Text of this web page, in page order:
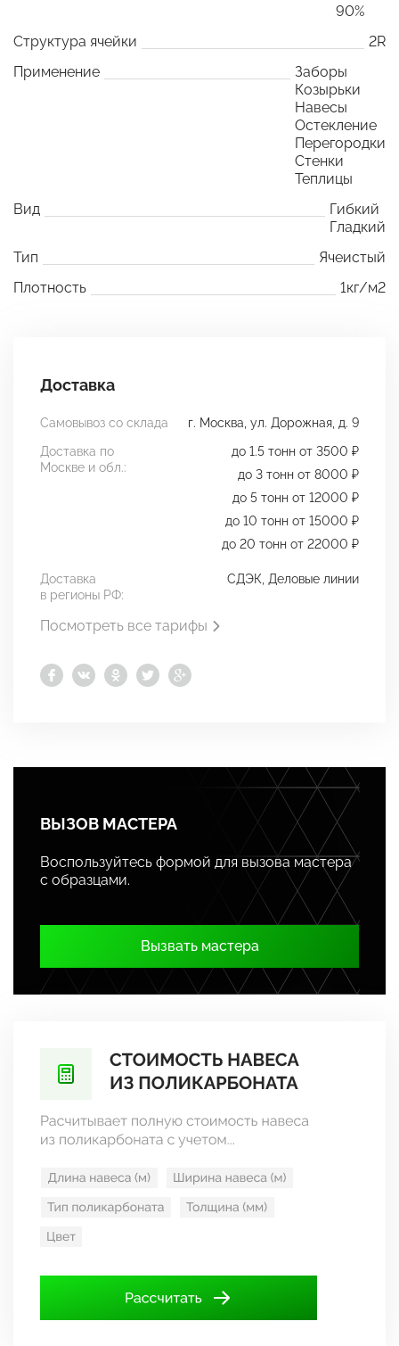
90%
Структура ячейки
2R
Применение
Заборы
Козырьки
Навесы
Остекление
Перегородки
Стенки
Теплицы
Вид
Гибкий
Гладкий
Тип
Ячеистый
Плотность
1кг/м2
Доставка
Самовывоз со склада
г. Москва, ул. Дорожная, д. 9
Доставка по
Москве и обл.:
до 1.5 тонн от 3500 ₽
до 3 тонн от 8000 ₽
до 5 тонн от 12000 ₽
до 10 тонн от 15000 ₽
до 20 тонн от 22000 ₽
Доставка
в регионы РФ:
СДЭК, Деловые линии
Посмотреть все тарифы
ВЫЗОВ МАСТЕРА
Воспользуйтесь формой для вызова мастера
с образцами.
Вызвать мастера